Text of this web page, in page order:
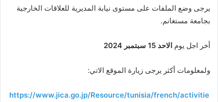
يرجى وضع الملفات على مستوى نيابة المديرية للعلاقات الخارجية
بجامعة مستغانم.
أخر اجل يوم الاحد 15 سبتمبر 2024
ولمعلومات أكثر يرجى زيارة الموقع الاتي:
https://www.jica.go.jp/Resource/tunisia/french/activitie